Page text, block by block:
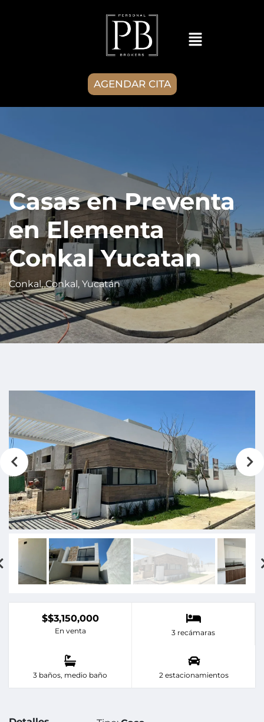
AGENDAR CITA
Casas en Preventa
en Elementa
Conkal Yucatan
Conkal, Conkal, Yucatán
$$3,150,000
En venta 3 recámaras
3 baños, medio baño 2 estacionamientos